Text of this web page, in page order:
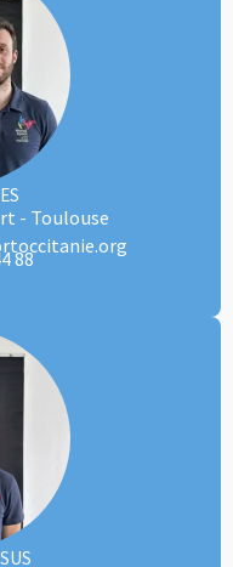
- Toulouse
88